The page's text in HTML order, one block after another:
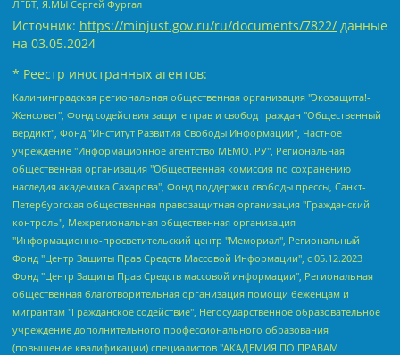
ЛГБТ, Я.МЫ Сергей Фургал
Источник: https://minjust.gov.ru/ru/documents/7822/ данные
на 03.05.2024
* Реестр иностранных агентов:
Калининградская региональная общественная организация "Экозащита!-Женсовет", Фонд содействия защите прав и свобод граждан "Общественный вердикт", Фонд "Институт Развития Свободы Информации", Частное учреждение "Информационное агентство МЕМО. РУ", Региональная общественная организация "Общественная комиссия по сохранению наследия академика Сахарова", Фонд поддержки свободы прессы, Санкт-Петербургская общественная правозащитная организация "Гражданский контроль", Межрегиональная общественная организация "Информационно-просветительский центр "Мемориал", Региональный Фонд "Центр Защиты Прав Средств Массовой Информации", с 05.12.2023 Фонд "Центр Защиты Прав Средств массовой информации", Региональная общественная благотворительная организация помощи беженцам и мигрантам "Гражданское содействие", Негосударственное образовательное учреждение дополнительного профессионального образования (повышение квалификации) специалистов "АКАДЕМИЯ ПО ПРАВАМ ЧЕЛОВЕКА", Свердловская региональная общественная организация "Сутяжник", Автономная некоммерческая организация "Центр независимых социологических исследований", Союз общественных объединений "Российский исследовательский центр по правам человека", Региональное общественное учреждение научно-информационный центр "МЕМОРИАЛ", Некоммерческая организация "Фонд защиты гласности", Автономная некоммерческая организация "Институт прав человека", Городская общественная организация "Екатеринбургское общество "МЕМОРИАЛ", Городская общественная организация "Рязанское историко-просветительское и правозащитное общество "Мемориал" (Рязанский Мемориал), Челябинский региональный орган общественной самодеятельности – женское общественное объединение "Женщины Евразии", Челябинский региональный орган общественной самодеятельности "Уральская правозащитная группа", Фонд содействия защите здоровья и социальной справедливости имени Андрея Рылькова, Автономная Некоммерческая Организация "Аналитический Центр Юрия Левады", Автономная некоммерческая организация социальной поддержки населения "Проект Апрель", Региональная общественная организация помощи женщинам и детям, находящимся в кризисной ситуации "Информационно-методический центр "Анна", Фонд содействия развитию массовых коммуникаций и правовому просвещению "Так-так-Так", Фонд содействия устойчивому развитию "Серебряная тайга", Свердловский региональный общественный фонд социальных проектов "Новое время", "Idel.Реалии", Кавказ.Реалии, Крым.Реалии, Телеканал Настоящее Время, Татаро-башкирская служба Радио Свобода (Azatliq Radiosi), Радио Свободная Европа/Радио Свобода (PCE/PC), "Сибирь.Реалии", "Фактограф", Благотворительный фонд помощи осужденным и их семьям, Автономная некоммерческая организация "Институт глобализации и социальных движений", Фонд "В защиту прав заключенных", Частное учреждение "Центр поддержки и содействия развитию средств массовой информации", Пензенский региональный общественный благотворительный фонд "Гражданский союз", "Север.Реалии", Некоммерческая организация Фонд "Правовая инициатива", Общество с ограниченной ответственностью "Радио Свободная Европа/Радио Свобода", Чешское информационное агентство "MEDIUM-ORIENT", Красноярская региональная общественная организация "Мы против СПИДа", Камалягин Денис Николаевич, Маркелов Сергей Евгеньевич, Пономарев Лев Александрович, Савицкая Людмила Алексеевна, Автономная некоммерческая организация "Центр по работе с проблемой насилия "НАСИЛИЮ.НЕТ", Межрегиональный профессиональный союз работников здравоохранения "Альянс врачей", Юридическое лицо, зарегистрированное в Латвийской Республике, SIA "Medusa Project" (регистрационный номер 40103797863, дата регистрации 10.06.2014), Некоммерческая организация "Фонд по борьбе с коррупцией", Автономная некоммерческая организация "Институт права и публичной политики", Баданин Роман Сергеевич, Гликин Максим Александрович, Железнова Мария Михайловна, Лукьянова Юлия Сергеевна, Маетная Елизавета Витальевна, Маняхин Петр Борисович, Чуракова Ольга Владимировна, Ярош Юлия Петровна, Юридическое лицо "The Insider SIA", зарегистрированное в Риге, Латвийская Республика (дата регистрации 26.06.2015), являющееся администратором доменного имени интернет-издания "The Insider SIA", https://theins.ru, Постернак Алексей Евгеньевич, Рубин Михаил Аркадьевич, Анин Роман Александрович, Юридическое лицо Istories fonds, зарегистрированное в Латвийской Республике (регистрационный номер 50008295751, дата регистрации 24.02.2020), Великовский Дмитрий Александрович, Долинина Ирина Николаевна, Мароховская Алеся Алексеевна, Шлейнов Роман Юрьевич, Шмагун Олеся Валентиновна, Общество с ограниченной ответственностью "Альтаир 2021", Общество с ограниченной ответственностью "Вега 2021", Общество с ограниченной ответственностью "Главный редактор 2021", Общество с ограниченной ответственностью "Ромашки монолит", Важенков Артем Валерьевич, Ивановская областная общественная организация "Центр гендерных исследований", Гурман Юрий Альбертович, Медиапроект "ОВД-Инфо", Егоров Владимир Владимирович, Жилинский Владимир Александрович, Общество с ограниченной ответственностью "ЗП", Иванова София Юрьевна, Карезина Инна Павловна, Кильтау Екатерина Викторовна, Петров Алексей Викторович, Пискунов Сергей Евгеньевич, Смирнов Сергей Сергеевич, Тихонов Михаил Сергеевич, Общество с ограниченной ответственностью "ЖУРНАЛИСТ-ИНОСТРАННЫЙ АГЕНТ", Арапова Галина Юрьевна, Вольтская Татьяна Анатольевна, Американская компания "Mason G.E.S. Anonymous Foundation" (США), являющаяся владельцем интернет-издания https://mnews.world/, Компания "Stichting Bellingcat", зарегистрированная в Нидерландах (дата регистрации 11.07.2018), Захаров Андрей Вячеславович, Клепиковская Екатерина Дмитриевна, Общество с ограниченной ответственностью "МЕМО", Перл Роман Александрович, Симонов Евгений Алексеевич, Соловьева Елена Анатольевна, Сотников Даниил Владимирович, Сурначева Елизавета Дмитриевна, Автономная некоммерческая организация по защите прав человека и информированию населения "Якутия – Наше Мнение", Общество с ограниченной ответственностью "Москоу диджитал медиа", с 26.01.2023 Общество с ограниченной ответственностью "Чайка Белые сады", Ветошкина Валерия Валерьевна, Заговора Максим Александрович, Межрегиональное общественное движение "Российская ЛГБТ - сеть", Оленичев Максим Владимирович, Павлов Иван Юрьевич, Скворцова Елена Сергеевна, Общество с ограниченной ответственностью "Как бы инагент", Кочетков Игорь Викторович, Общество с ограниченной ответственностью "Честные выборы", Еланчик Олег Александрович, Общество с ограниченной ответственностью "Нобелевский призыв", Гималова Регина Эмилевна, Григорьев Андрей Валерьевич, Григорьева Алина Александровна, Ассоциация по содействию защите прав призывников, альтернативнослужащих и военнослужащих "Правозащитная группа "Гражданин.Армия.Право", Хисамова Регина Фаритовна, Автономная некоммерческая организация по реализации социально-правовых программ "Лилит", Дальневосточное общественное движение "Маяк", Санкт-Петербургская ЛГБТ-инициативная группа "Выход", Инициативная группа ЛГБТ+ "Реверс", Алексеев Андрей Викторович, Бекбулатова Таисия Львовна, Беляев Иван Михайлович, Владыкина Елена Сергеевна, Гельман Марат Александрович, Никульшина Вероника Юрьевна, Толоконникова Надежда Андреевна, Шендерович Виктор Анатольевич, Общество с ограниченной ответственностью "Данное сообщение", Общество с ограниченной ответственностью Издательский дом "Новая глава", Айнбиндер Александра Александровна, Московский комьюнити-центр для ЛГБТ+инициатив, Благотворительный фонд развития филантропии, Deutsche Welle (Германия, Kurt-Schumacher-Strasse 3, 53113 Bonn), Борзунова Мария Михайловна, Воробьев Виктор Викторович, Голубева Анна Львовна, Константинова Алла Михайловна, Малкова Ирина Владимировна, Мурадов Мурад Абдулгалимович, Осетинская Елизавета Николаевна, Понасенков Евгений Николаевич, Ганапольский Матвей Юрьевич, Киселев Евгений Алексеевич, Борухович Ирина Григорьевна, Дремин Иван Тимофеевич, Дубровский Дмитрий Викторович, Красноярская региональная общественная организация поддержки и развития альтернативных образовательных технологий и межкультурных коммуникаций "ИНТЕРРА", Маяковская Екатерина Алексеевна, Фейгин Марк Захарович, Филимонов Андрей Викторович, Дзугкоева Регина Николаевна, Доброхотов Роман Александрович, Дудь Юрий Александрович, Елкин Сергей Владимирович, Кругликов Кирилл Игоревич, Сабунаева Мария Леонидовна, Семенов Алексей Владимирович, Шаинян Карен Багратович, Шульман Екатерина Михайловна, Асафьев Артур Валерьевич, Вахштайн Виктор Семенович, Венедиктов Алексей Алексеевич, Лушникова Екатерина Евгеньевна, Волков Леонид Михайлович, Невзоров Александр Глебович, Пархоменко Сергей Борисович, Сироткин Ярослав Николаевич, Кара-Мурза Владимир Владимирович, Баранова Наталья Владимировна, Гозман Леонид Яковлевич, Кагарлицкий Борис Юльевич, Климарев Михаил Валерьевич, Милов Владимир Станиславович, Автономная некоммерческая организация Краснодарский центр современного искусства "Типография", Моргенштерн Алишер Тагирович, Соболь Любовь Эдуардовна, Общество с ограниченной ответственностью "ЛИЗА НОРМ", Каспаров Гарри Кимович, Ходорковский Михаил Борисович, Общество с ограниченной ответственностью "Апрельские тезисы", Данилович Ирина Брониславовна, Кашин Олег Владимирович, Петров Николай Владимирович, Пивоваров Алексей Владимирович, Соколов Михаил Владимирович, Цветкова Юлия Владимировна, Чичваркин Евгений Александрович, Комитет против пыток/Команда против пыток, Общество с ограниченной ответственностью "Первый научный", Общество с ограниченной ответственностью "Вертолет и ко", Белоцерковская Вероника Борисовна, Кац Максим Евгеньевич, Лазарева Татьяна Юрьевна, Шаведдинов Руслан Табризович, Яшин Илья Валерьевич, Общество с ограниченной ответственностью "Иноагент ААВ", Алешковский Дмитрий Петрович, Альбац Евгения Марковна, Быков Дмитрий Львович, Галямина Юлия Евгеньевна, Лойко Сергей Леонидович, Мартынов Кирилл Константинович, Медведев Сергей Александрович, Крашенинников Федор Геннадиевич, Гордеева Катерина Вл